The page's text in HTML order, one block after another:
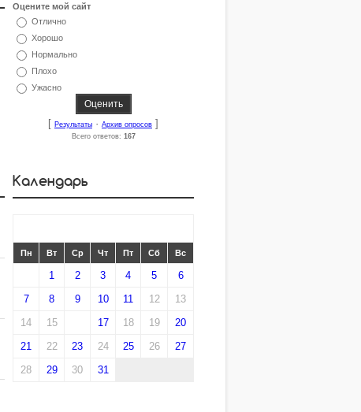
Оцените мой сайт
Отлично
Хорошо
Нормально
Плохо
Ужасно
[ Результаты · Архив опросов ]
Всего ответов: 167
Календарь
Пн Вт Ср Чт Пт Сб Вс
1 2 3 4 5
6
7
8 9 10 11 12
13
14
15 17 18 19
20
21
22 23 24 25 26
27
28
29 30 31